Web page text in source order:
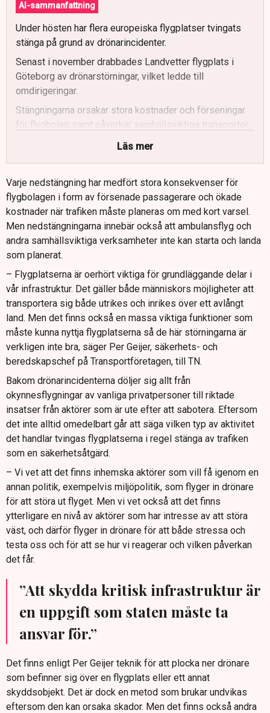
AI-sammanfattning
Under hösten har flera europeiska flygplatser tvingats
stänga på grund av drönarincidenter.
Senast i november drabbades Landvetter flygplats i
Göteborg av drönarstörningar, vilket ledde till
omdirigeringar.
Stängningarna orsakar stora kostnader och förseningar
för flygbolag samt påverkar samhällsviktiga transporter.
Per Geijer, säkerhetschef på Transportföretagen,
Diskussioner pågår mellan branschen och staten, men
konkreta lösningar saknas fortfarande.
Geijer menar att ansvarsfull hantering och snabbare
reaktion från myndigheterna behövs för att hantera
riskerna.
Läs mer
Varje nedstängning har medfört stora konsekvenser för
flygbolagen i form av försenade passagerare och ökade
kostnader när trafiken måste planeras om med kort varsel.
Men nedstängningarna innebär också att ambulansflyg och
andra samhällsviktiga verksamheter inte kan starta och landa
som planerat.
– Flygplatserna är oerhört viktiga för grundläggande delar i
vår infrastruktur. Det gäller både människors möjligheter att
transportera sig både utrikes och inrikes över ett avlångt
land. Men det finns också en massa viktiga funktioner som
måste kunna nyttja flygplatserna så de här störningarna är
verkligen inte bra, säger Per Geijer, säkerhets- och
beredskapschef på Transportföretagen, till TN.
Bakom drönarincidenterna döljer sig allt från
okynnesflygningar av vanliga privatpersoner till riktade
insatser från aktörer som är ute efter att sabotera. Eftersom
det inte alltid omedelbart går att säga vilken typ av aktivitet
det handlar tvingas flygplatserna i regel stänga av trafiken
som en säkerhetsåtgärd.
– Vi vet att det finns inhemska aktörer som vill få igenom en
annan politik, exempelvis miljöpolitik, som flyger in drönare
för att störa ut flyget. Men vi vet också att det finns
ytterligare en nivå av aktörer som har intresse av att störa
väst, och därför flyger in drönare för att både stressa och
testa oss och för att se hur vi reagerar och vilken påverkan
det får.
”Att skydda kritisk infrastruktur är
en uppgift som staten måste ta
ansvar för.”
Det finns enligt Per Geijer teknik för att plocka ner drönare
som befinner sig över en flygplats eller ett annat
skyddsobjekt. Det är dock en metod som brukar undvikas
eftersom den kan orsaka skador. Men det finns också andra